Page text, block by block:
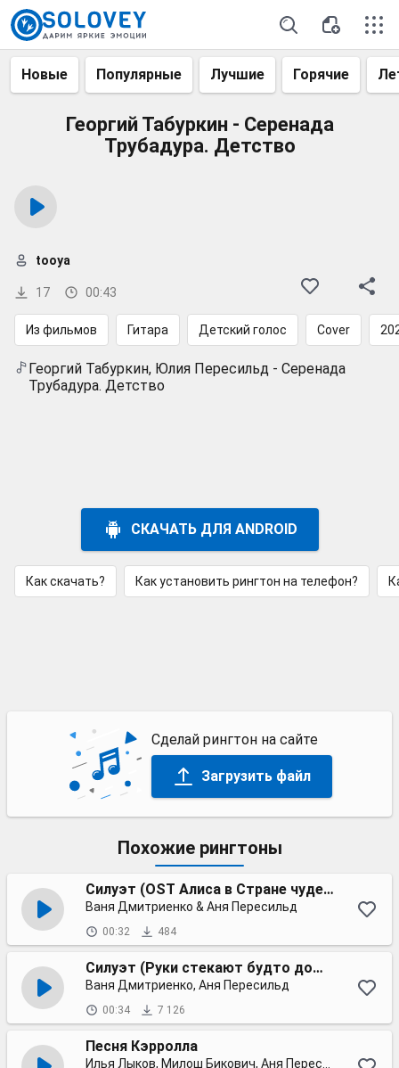
Новые Популярные Лучшие Горячие
Георгий Табуркин - Серенада
Трубадура. Детство
17 00:43
tooya
Из фильмов Гитара Детский голос Cover
Георгий Табуркин, Юлия Пересильд - Серенада
Трубадура. Детство
СКАЧАТЬ ДЛЯ ANDROID
Как скачать? Как установить рингтон на телефон?
Сделай рингтон на сайте
Загрузить файл
Похожие рингтоны
Силуэт (OST Алиса в Стране чудес)
Ваня Дмитриенко & Аня Пересильд
00:32 484
Силуэт (Руки стекают будто дождь)
Ваня Дмитриенко, Аня Пересильд
00:34 7 126
Песня Кэрролла